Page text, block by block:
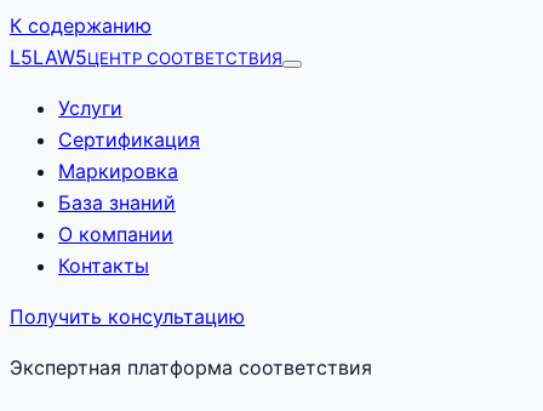
К содержанию
L5LAW5ЦЕНТР СООТВЕТСТВИЯ
Услуги
Сертификация
Маркировка
База знаний
О компании
Контакты
Получить консультацию
Экспертная платформа соответствия